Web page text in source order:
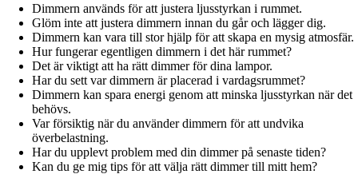
Dimmern används för att justera ljusstyrkan i rummet.
Glöm inte att justera dimmern innan du går och lägger dig.
Dimmern kan vara till stor hjälp för att skapa en mysig atmosfär.
Hur fungerar egentligen dimmern i det här rummet?
Det är viktigt att ha rätt dimmer för dina lampor.
Har du sett var dimmern är placerad i vardagsrummet?
Dimmern kan spara energi genom att minska ljusstyrkan när det
behövs.
Var försiktig när du använder dimmern för att undvika
överbelastning.
Har du upplevt problem med din dimmer på senaste tiden?
Kan du ge mig tips för att välja rätt dimmer till mitt hem?